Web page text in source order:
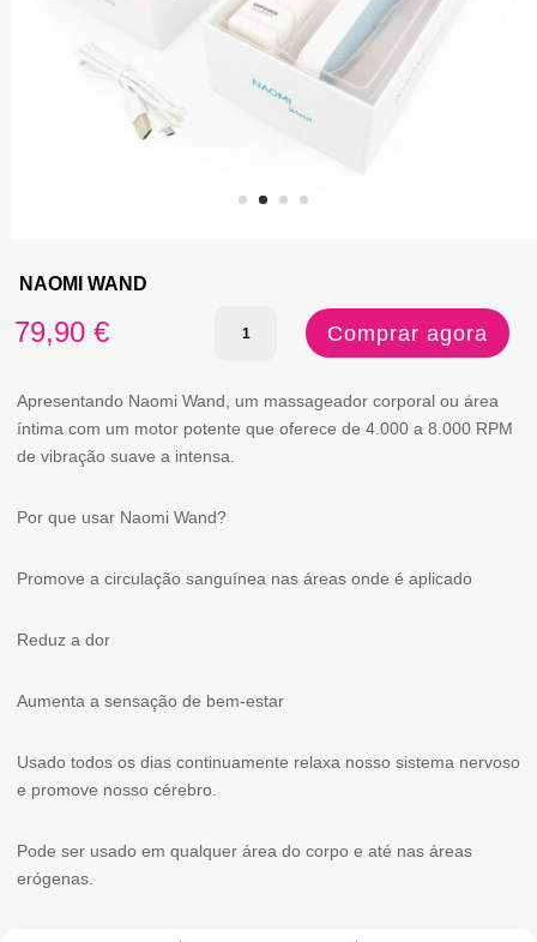
NAOMI WAND
79,90 €
Quantidade
NAOMI
WAND
Comprar agora
Apresentando Naomi Wand, um massageador corporal ou área
íntima com um motor potente que oferece de 4.000 a 8.000 RPM
de vibração suave a intensa.
Por que usar Naomi Wand?
Promove a circulação sanguínea nas áreas onde é aplicado
Reduz a dor
Aumenta a sensação de bem-estar
Usado todos os dias continuamente relaxa nosso sistema nervoso
e promove nosso cérebro.
Pode ser usado em qualquer área do corpo e até nas áreas
erógenas.